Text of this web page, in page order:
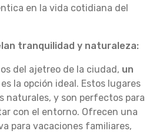
en la vida cotidiana del
tranquilidad y naturaleza:
del ajetreo de la ciudad, un
es la opción ideal. Estos lugares
naturales, y son perfectos para
con el entorno. Ofrecen una
para vacaciones familiares,